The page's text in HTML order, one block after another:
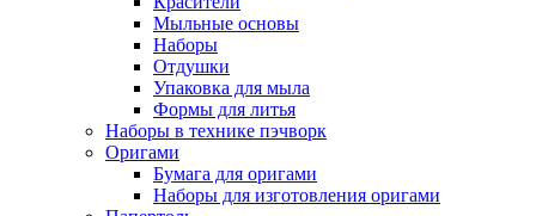
Мыльные основы
Наборы
Отдушки
Упаковка для мыла
Формы для литья
Наборы в технике пэчворк
Оригами
Бумага для оригами
Наборы для изготовления оригами